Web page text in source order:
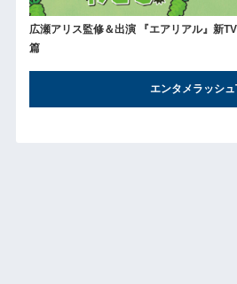
広瀬アリス監修＆出演 『エアリアル』新
篇
エンタメラッシュ